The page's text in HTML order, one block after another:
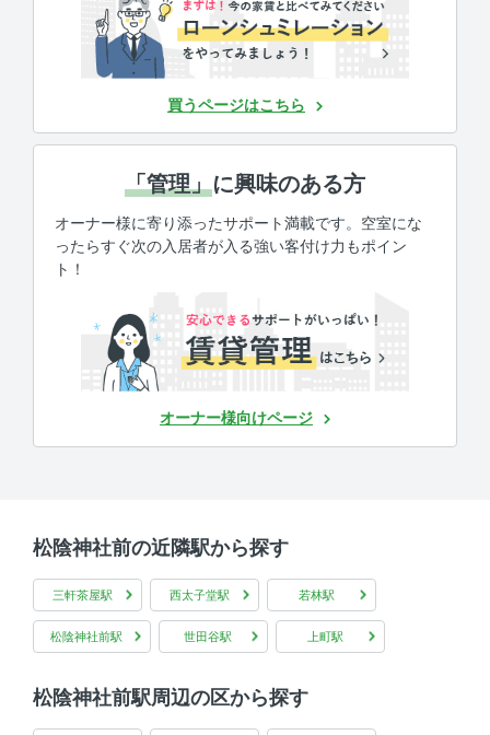
買うページはこちら
「管理」に興味のある方
オーナー様に寄り添ったサポート満載です。空室にな
ったらすぐ次の入居者が入る強い客付け力もポイン
ト！
オーナー様向けページ
松陰神社前の近隣駅から探す
三軒茶屋駅 西太子堂駅 若林駅
松陰神社前駅 世田谷駅 上町駅
松陰神社前駅周辺の区から探す